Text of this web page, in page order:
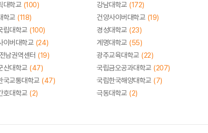
대학교 (100) 강남대학교 (172)
학교 (118) 건양사이버대학교 (19)
립대학교 (100) 경성대학교 (23)
이버대학교 (24) 계명대학교 (55)
남권역센터 (19) 광주교육대학교 (22)
산대학교 (47) 국립금오공과대학교 (207)
국교통대학교 (47) 국립한국해양대학교 (7)
호대학교 (2) 극동대학교 (2)